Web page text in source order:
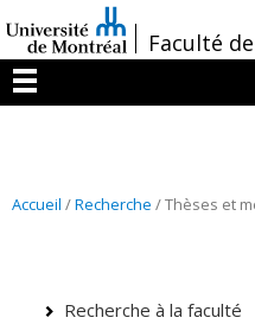
au
contenu
/Faculté
Menu
Accueil /Recherche / Thèses et
Recherche à la faculté